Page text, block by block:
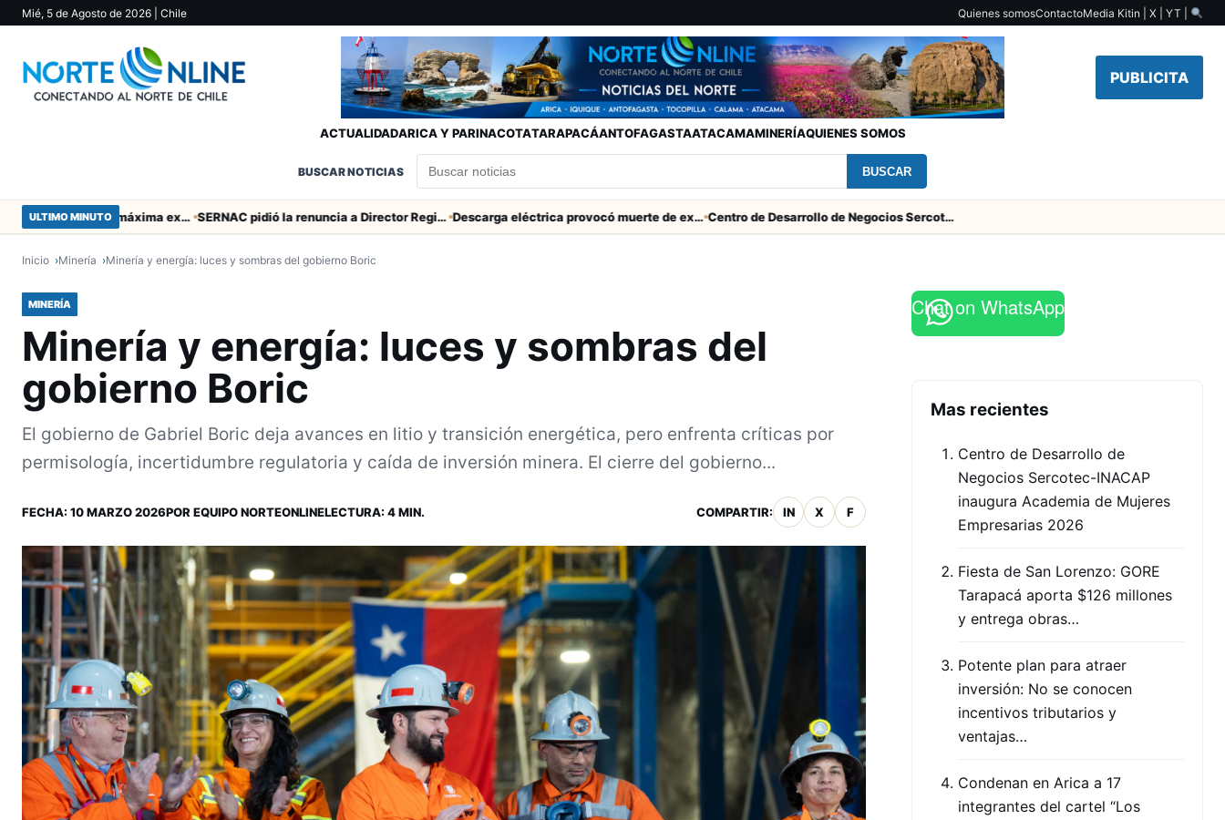
Mié, 5 de Agosto de 2026 | Chile Quienes somosContactoMedia Kitin | X | YT |
PUBLICITA
ACTUALIDADARICA Y PARINACOTATARAPACÁANTOFAGASTAATACAMAMINERÍAQUIENES SOMOS
BUSCAR NOTICIAS BUSCAR
ULTIMO MINUTO Murió tacneña Charito Mistral máxima exponente de la música criolla durante 50 años SERNAC pidió la renuncia a Director Regional (s) de Arica por contratar solo a militantes del Gobierno Descarga eléctrica provocó muerte de extranjero que robaba cables en Cerro Chuño Centro de Desarrollo de Negocios Sercotec-INACAP inaugura Academia de Mujeres Empresarias 2026
Inicio Minería Minería y energía: luces y sombras del gobierno Boric
MINERÍA
Minería y energía: luces y sombras del
gobierno Boric
El gobierno de Gabriel Boric deja avances en litio y transición energética, pero enfrenta críticas por
permisología, incertidumbre regulatoria y caída de inversión minera. El cierre del gobierno...
FECHA: 10 MARZO 2026POR EQUIPO NORTEONLINELECTURA: 4 MIN. COMPARTIR: IN X F
Chat on WhatsApp
Mas recientes
Centro de Desarrollo de
Negocios Sercotec-INACAP
inaugura Academia de Mujeres
Empresarias 2026
Fiesta de San Lorenzo: GORE
Tarapacá aporta $126 millones
y entrega obras…
Potente plan para atraer
inversión: No se conocen
incentivos tributarios y
ventajas…
Condenan en Arica a 17
integrantes del cartel “Los